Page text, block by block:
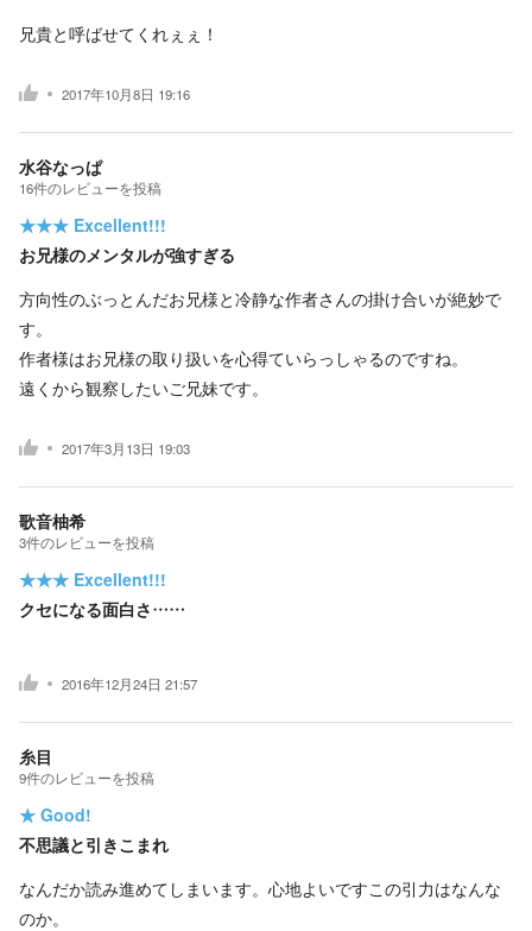
兄貴と呼ばせてくれぇぇ！
2017年10月8日 19:16
水谷なっぱ
16件のレビューを投稿
★★★ Excellent!!!
お兄様のメンタルが強すぎる
方向性のぶっとんだお兄様と冷静な作者さんの掛け合いが絶妙で
す。
作者様はお兄様の取り扱いを心得ていらっしゃるのですね。
遠くから観察したいご兄妹です。
2017年3月13日 19:03
歌音柚希
3件のレビューを投稿
★★★ Excellent!!!
クセになる面白さ……
2016年12月24日 21:57
糸目
9件のレビューを投稿
★ Good!
不思議と引きこまれ
なんだか読み進めてしまいます。心地よいですこの引力はなんな
のか。